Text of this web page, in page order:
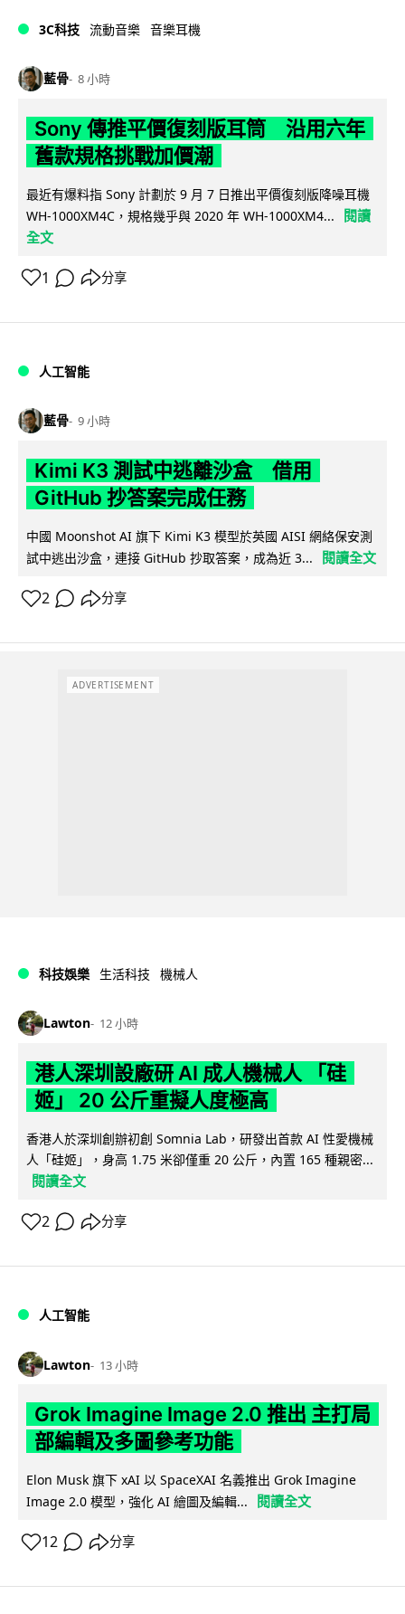
3C科技 流動音樂 音樂耳機
藍骨 8 小時
Sony 傳推平價復刻版耳筒 沿用六年
舊款規格挑戰加價潮
最近有爆料指 Sony 計劃於 9 月 7 日推出平價復刻版降噪耳機
WH-1000XM4C，規格幾乎與 2020 年 WH-1000XM4...
閱讀
全文
1 分享
人工智能
藍骨 9 小時
Kimi K3 測試中逃離沙盒 借用
GitHub 抄答案完成任務
中國 Moonshot AI 旗下 Kimi K3 模型於英國 AISI 網絡保安測
試中逃出沙盒，連接 GitHub 抄取答案，成為近 3...
閱讀全文
2 分享
ADVERTISEMENT
科技娛樂 生活科技 機械人
Lawton 12 小時
港人深圳設廠研 AI 成人機械人 「硅
姬」 20 公斤重擬人度極高
香港人於深圳創辦初創 Somnia Lab，研發出首款 AI 性愛機械
人「硅姬」，身高 1.75 米卻僅重 20 公斤，內置 165 種親密...
閱讀全文
2 分享
人工智能
Lawton 13 小時
Grok Imagine Image 2.0 推出 主打局
部編輯及多圖參考功能
Elon Musk 旗下 xAI 以 SpaceXAI 名義推出 Grok Imagine
Image 2.0 模型，強化 AI 繪圖及編輯...
閱讀全文
12 分享